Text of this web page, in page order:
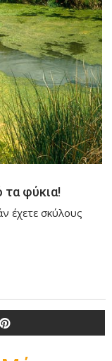
φύκια!
έχετε σκύλους